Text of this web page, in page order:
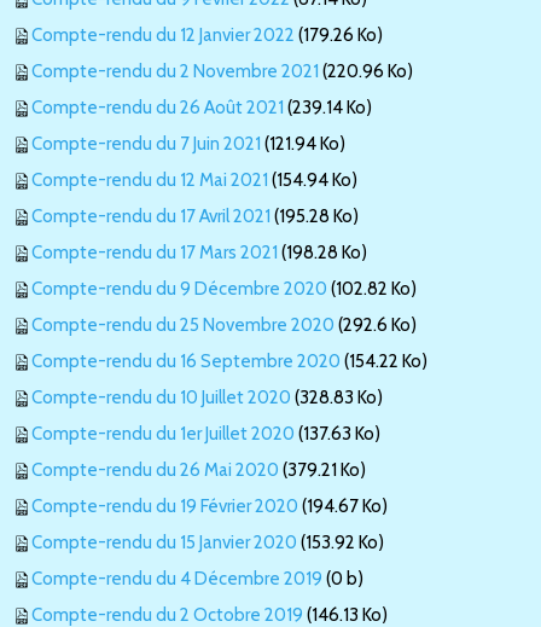
Compte-rendu du 12 Janvier 2022 (179.26 Ko)
Compte-rendu du 2 Novembre 2021 (220.96 Ko)
Compte-rendu du 26 Août 2021 (239.14 Ko)
Compte-rendu du 7 Juin 2021 (121.94 Ko)
Compte-rendu du 12 Mai 2021 (154.94 Ko)
Compte-rendu du 17 Avril 2021 (195.28 Ko)
Compte-rendu du 17 Mars 2021 (198.28 Ko)
Compte-rendu du 9 Décembre 2020 (102.82 Ko)
Compte-rendu du 25 Novembre 2020 (292.6 Ko)
Compte-rendu du 16 Septembre 2020 (154.22 Ko)
Compte-rendu du 10 Juillet 2020 (328.83 Ko)
Compte-rendu du 1er Juillet 2020 (137.63 Ko)
Compte-rendu du 26 Mai 2020 (379.21 Ko)
Compte-rendu du 19 Février 2020 (194.67 Ko)
Compte-rendu du 15 Janvier 2020 (153.92 Ko)
Compte-rendu du 4 Décembre 2019 (0 b)
Compte-rendu du 2 Octobre 2019 (146.13 Ko)